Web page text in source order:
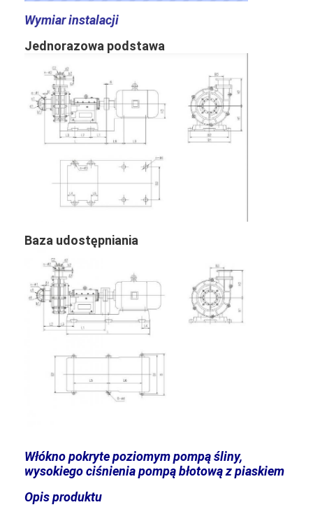
Wymiar instalacji
Jednorazowa podstawa
Baza udostępniania
Włókno pokryte poziomym pompą śliny,
wysokiego ciśnienia pompą błotową z piaskiem
Opis produktu